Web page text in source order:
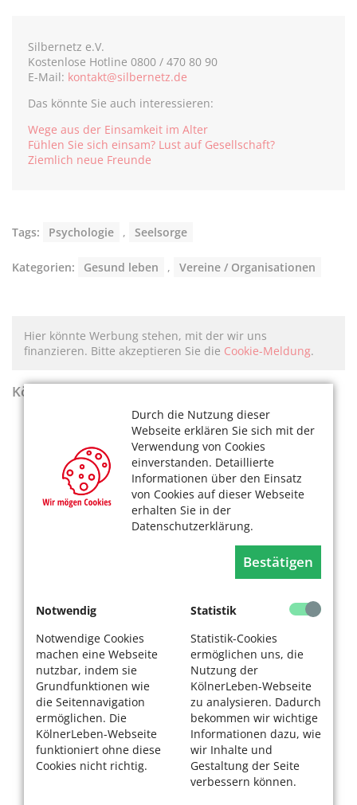
Durch die Nutzung dieser
Webseite erklären Sie sich mit der
Verwendung von Cookies
einverstanden. Detaillierte
Informationen über den Einsatz
von Cookies auf dieser Webseite
erhalten Sie in der
Datenschutzerklärung.
Bestätigen
Notwendig
Notwendige Cookies
machen eine Webseite
nutzbar, indem sie
Grundfunktionen wie
die Seitennavigation
ermöglichen. Die
KölnerLeben-Webseite
funktioniert ohne diese
Cookies nicht richtig.
Statistik
Statistik-Cookies
ermöglichen uns, die
Nutzung der
KölnerLeben-Webseite
zu analysieren. Dadurch
bekommen wir wichtige
Informationen dazu, wie
wir Inhalte und
Gestaltung der Seite
verbessern können.
Silbernetz e.V.
Kostenlose Hotline 0800 / 470 80 90
E-Mail: kontakt@silbernetz.de
Das könnte Sie auch interessieren:
Wege aus der Einsamkeit im Alter
Fühlen Sie sich einsam? Lust auf Gesellschaft?
Ziemlich neue Freunde
Tags: Psychologie , Seelsorge
Kategorien: Gesund leben , Vereine / Organisationen
Hier könnte Werbung stehen, mit der wir uns
finanzieren. Bitte akzeptieren Sie die Cookie-Meldung.
KölnerLeben Sommer 2026